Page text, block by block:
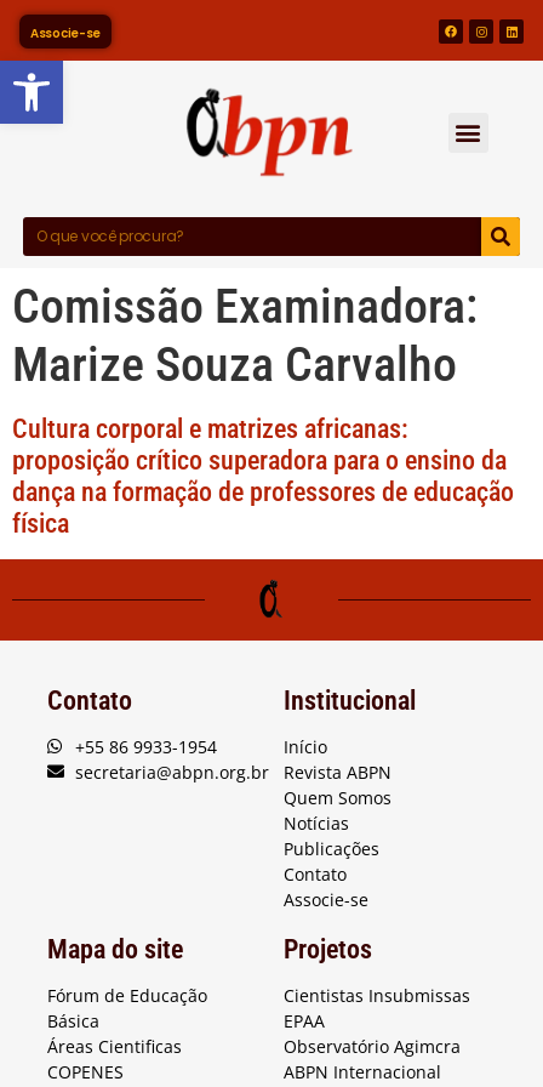
Barra de Ferramentas
Associe-se
Comissão Examinadora:
Marize Souza Carvalho
Cultura corporal e matrizes africanas:
proposição crítico superadora para o ensino da
dança na formação de professores de educação
física
Contato
+55 86 9933-1954
secretaria@abpn.org.br
Institucional
Início
Revista ABPN
Quem Somos
Notícias
Publicações
Contato
Associe-se
Mapa do site
Fórum de Educação
Básica
Áreas Cientificas
COPENES
Projetos
Cientistas Insubmissas
EPAA
Observatório Agimcra
ABPN Internacional